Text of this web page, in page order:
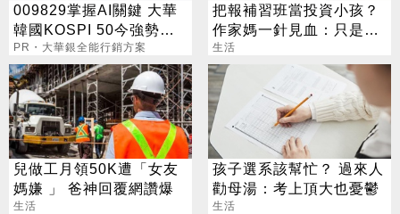
009829掌握AI關鍵 大華
韓國KOSPI 50今強勢開
募
PR・大華銀全能行銷方案
把報補習班當投資小孩？
作家媽一針見血：只是圖
心安
生活
兒做工月領50K遭「女友
媽嫌 」 爸神回覆網讚爆
生活
孩子選系該幫忙？ 過來人
勸母湯：考上頂大也憂鬱
生活